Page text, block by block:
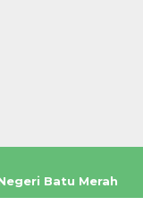
Batu Merah